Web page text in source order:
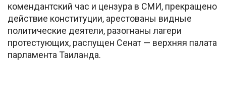
комендантский час и цензура в СМИ, прекращено
действие конституции, арестованы видные
политические деятели, разогнаны лагери
протестующих, распущен Сенат — верхняя палата
парламента Таиланда.